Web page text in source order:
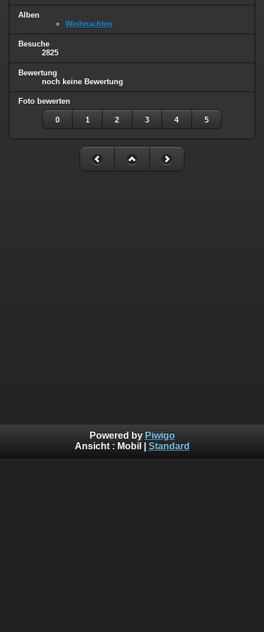
Alben
Weihnachten
Besuche
2825
Bewertung
noch keine Bewertung
Foto bewerten
0 1 2 3 4 5
Powered by Piwigo
Ansicht : Mobil Standard